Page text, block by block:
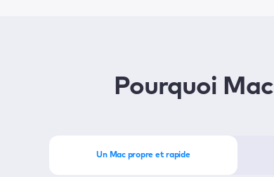
Pourquoi
Un Mac propre et rapide